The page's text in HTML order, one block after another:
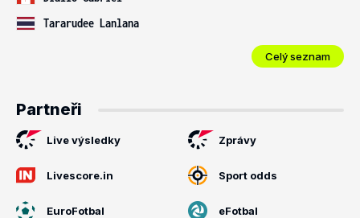
Tararudee Lanlana
Celý seznam
Partneři
Live výsledky Zprávy
Livescore.in Sport odds
EuroFotbal eFotbal